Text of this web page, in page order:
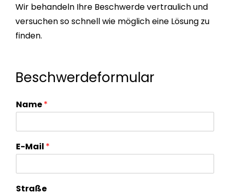
Wir behandeln Ihre Beschwerde vertraulich und
versuchen so schnell wie möglich eine Lösung zu
finden.
Beschwerdeformular
Name*
E-Mail *
Straße